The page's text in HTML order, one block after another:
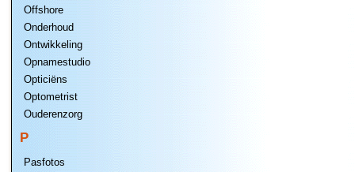
Offshore
Onderhoud
Ontwikkeling
Opnamestudio
Opticiëns
Optometrist
Ouderenzorg
P
Pasfotos